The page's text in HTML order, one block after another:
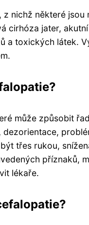
nichž některé
cirhóza jater,
a toxických látek.
může způsobit
třes rukou,
příznaků,
lékaře.